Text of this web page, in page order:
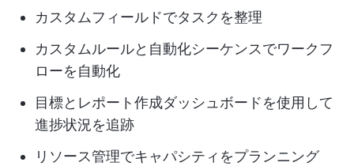
カスタムフィールドでタスクを整理
カスタムルールと自動化シーケンスでワークフ
ローを自動化
目標とレポート作成ダッシュボードを使用して
進捗状況を追跡
リソース管理でキャパシティをプランニング